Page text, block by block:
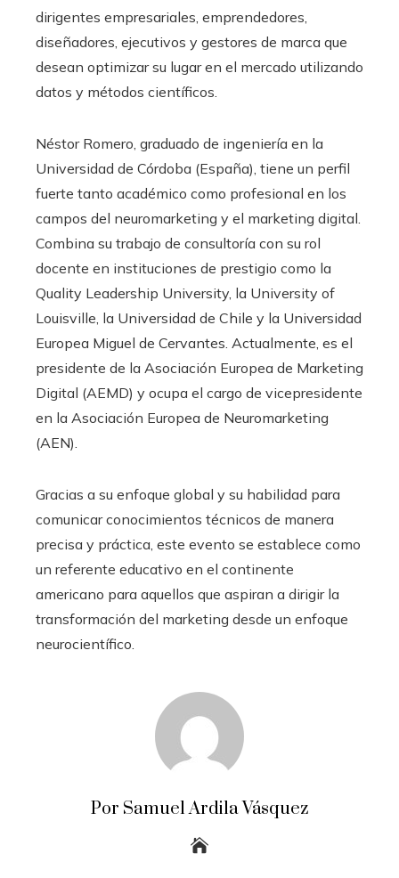
dirigentes empresariales, emprendedores,
diseñadores, ejecutivos y gestores de marca que
desean optimizar su lugar en el mercado utilizando
datos y métodos científicos.
Néstor Romero, graduado de ingeniería en la
Universidad de Córdoba (España), tiene un perfil
fuerte tanto académico como profesional en los
campos del neuromarketing y el marketing digital.
Combina su trabajo de consultoría con su rol
docente en instituciones de prestigio como la
Quality Leadership University, la University of
Louisville, la Universidad de Chile y la Universidad
Europea Miguel de Cervantes. Actualmente, es el
presidente de la Asociación Europea de Marketing
Digital (AEMD) y ocupa el cargo de vicepresidente
en la Asociación Europea de Neuromarketing
(AEN).
Gracias a su enfoque global y su habilidad para
comunicar conocimientos técnicos de manera
precisa y práctica, este evento se establece como
un referente educativo en el continente
americano para aquellos que aspiran a dirigir la
transformación del marketing desde un enfoque
neurocientífico.
Por Samuel Ardila Vásquez